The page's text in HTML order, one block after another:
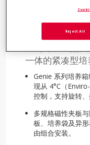
Genie™
集制冷、加热
一体的紧凑型培
Genie 系列培养
现从 4°C（
控制，支持旋转
多规格磁性夹板
板、培养袋及异
由组合安装。
Reject All